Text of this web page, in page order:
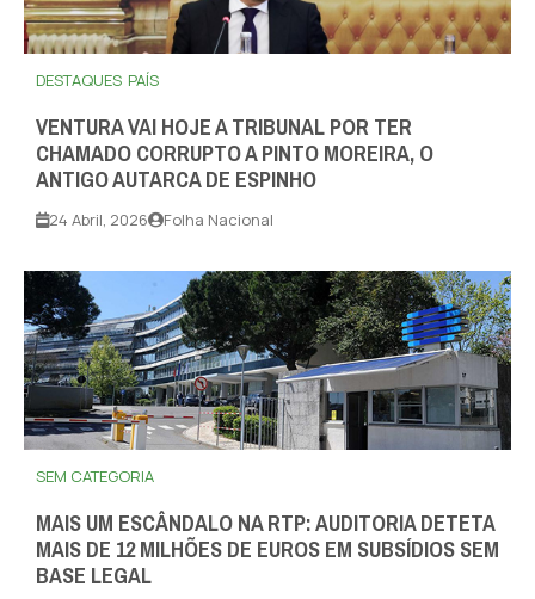
DESTAQUES PAÍS
VENTURA VAI HOJE A TRIBUNAL POR TER
CHAMADO CORRUPTO A PINTO MOREIRA, O
ANTIGO AUTARCA DE ESPINHO
24 Abril, 2026 Folha Nacional
SEM CATEGORIA
MAIS UM ESCÂNDALO NA RTP: AUDITORIA DETETA
MAIS DE 12 MILHÕES DE EUROS EM SUBSÍDIOS SEM
BASE LEGAL